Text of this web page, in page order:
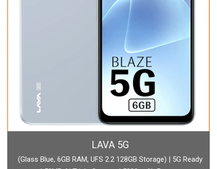
BOAT
boAt Newly Launched Wave Call Plus with 1.83" HD Display